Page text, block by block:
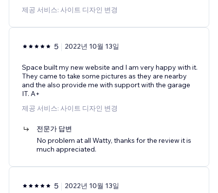
제공 서비스: 사이트 디자인 변경
5 2022년 10월 13일
Space built my new website and I am very happy with it.
They came to take some pictures as they are nearby
and the also provide me with support with the garage
IT. A+
제공 서비스: 사이트 디자인 변경
전문가 답변
No problem at all Watty, thanks for the review it is
much appreciated.
5 2022년 10월 13일